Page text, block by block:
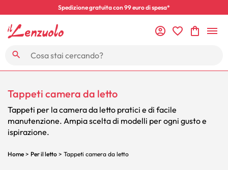
Spedizione gratuita con 99 euro di spesa*
Tappeti camera da letto
Tappeti per la camera da letto pratici e di facile
manutenzione. Ampia scelta di modelli per ogni gusto e
ispirazione.
Home > Per il letto > Tappeti camera da letto